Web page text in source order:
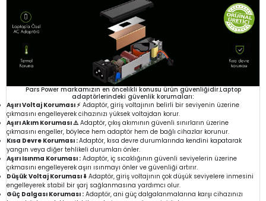
Pars Power markamızın en öncelikli konusu ürün güvenliğidir.Laptop
adaptörlerindeki güvenlik korumaları:
Aşırı Voltaj Koruması ⚡ Adaptör, giriş voltajının belirli bir seviyenin üzerine
çıkmasını engelleyerek cihazınızı yüksek voltajdan korur.
Aşırı Akım Koruması ⚠️Adaptör, çıkış akımının güvenli sınırların üzerine
çıkmasını engeller, böylece hem adaptör hem de bağlı cihazlar korunur.
Kısa Devre Koruması :Adaptör, kısa devre durumlarında kendini kapatarak
yangın veya diğer tehlikeli durumları önler.
Aşırı Isınma Koruması : Adaptör, iç sıcaklığının güvenli seviyelerin üzerine
çıkmasını engelleyerek aşırı ısınmayı önler ve güvenliği artırır.
Düşük Voltaj Koruması ⬇️ Adaptör, giriş voltajının çok düşük seviyelere inmesini
engelleyerek stabil bir şarj sağlanmasına yardımcı olur.
Güç Dalgası Koruması : Adaptör, ani güç dalgalanmalarına karşı cihazınızı